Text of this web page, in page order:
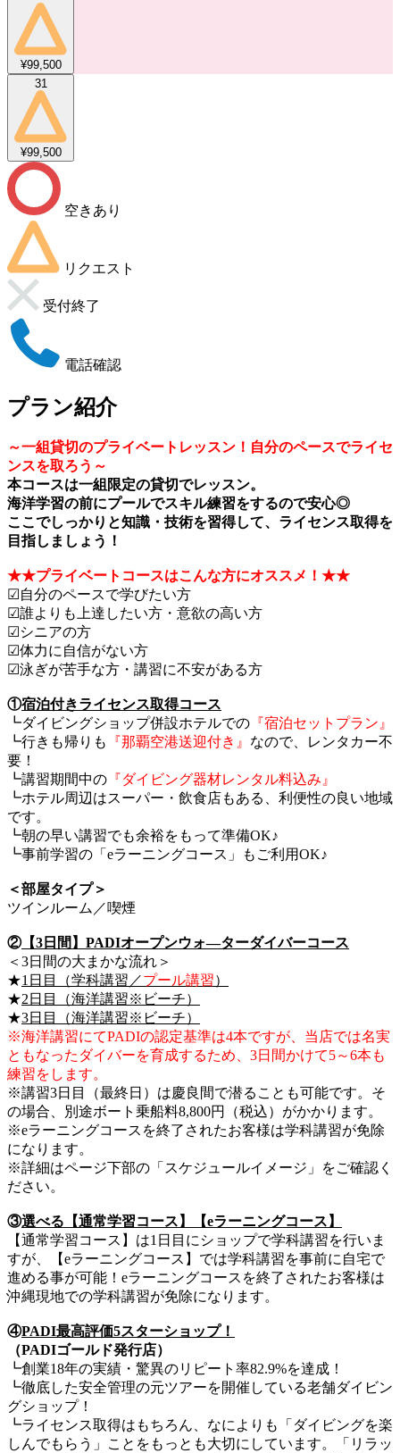
¥99,500
31
¥99,500
空きあり
リクエスト
受付終了
電話確認
プラン紹介
～一組貸切のプライベートレッスン！自分のペースでライセ
ンスを取ろう～
本コースは一組限定の貸切でレッスン。
海洋学習の前にプールでスキル練習をするので安心◎
ここでしっかりと知識・技術を習得して、ライセンス取得を
目指しましょう！
★★プライベートコースはこんな方にオススメ！★★
☑自分のペースで学びたい方
☑誰よりも上達したい方・意欲の高い方
☑シニアの方
☑体力に自信がない方
☑泳ぎが苦手な方・講習に不安がある方
①宿泊付きライセンス取得コース
┗ダイビングショップ併設ホテルでの 『宿泊セットプラン』
┗行きも帰りも
『那覇空港送迎付き』 なので、レンタカー不
要！
┗講習期間中の 『ダイビング器材レンタル料込み』
┗ホテル周辺はスーパー・飲食店もある、利便性の良い地域
です。
┗朝の早い講習でも余裕をもって準備OK♪
┗事前学習の「eラーニングコース」もご利用OK♪
＜部屋タイプ＞
ツインルーム／喫煙
②【3日間】PADIオープンウォ―ターダイバーコース
＜3日間の大まかな流れ＞
★1日目（学科講習／プール講習）
★2日目（海洋講習※ビーチ）
★3日目（海洋講習※ビーチ）
※海洋講習にてPADIの認定基準は4本ですが、当店では名実
ともなったダイバーを育成するため、3日間かけて5～6本も
練習をします。
※講習3日目（最終日）は慶良間で潜ることも可能です。そ
の場合、別途ボート乗船料8,800円（税込）がかかります。
※eラーニングコースを終了されたお客様は学科講習が免除
になります。
※詳細はページ下部の「スケジュールイメージ」をご確認く
ださい。
③選べる【通常学習コース】【eラーニングコース】
【通常学習コース】は1日目にショップで学科講習を行いま
すが、【eラーニングコース】では学科講習を事前に自宅で
進める事が可能！eラーニングコースを終了されたお客様は
沖縄現地での学科講習が免除になります。
④PADI最高評価5スターショップ！
（PADIゴールド発行店）
┗創業18年の実績・驚異のリピート率82.9%を達成！
┗徹底した安全管理の元ツアーを開催している老舗ダイビン
グショップ！
┗ライセンス取得はもちろん、なによりも「ダイビングを楽
しんでもらう」ことをもっとも大切にしています。「リラッ